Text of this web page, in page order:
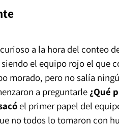
a la hora del conteo
el equipo rojo el que
morado, pero no salía
a preguntarle ¿Qué
el primer papel del
no todos lo tomaron con